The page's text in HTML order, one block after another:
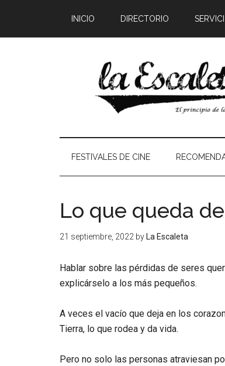
INICIO DIRECTORIO
FESTIVALES DE CINE
Lo que queda
21 septiembre, 2022 by La Escaleta
Hablar sobre las pérdidas de seres
explicárselo a los más pequeños.
A veces el vacío que deja en los
Tierra, lo que rodea y da vida.
Pero no solo las personas atraviesan